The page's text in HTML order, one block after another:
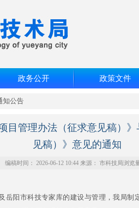
政务公开 政策文件
知公告
目管理办法（征求意见稿）
见稿）》意见的通知
编稿时间： 2026-06-12 10:44 来源： 市科技局浏览
阳市科技专家库的建设与管理，我局制